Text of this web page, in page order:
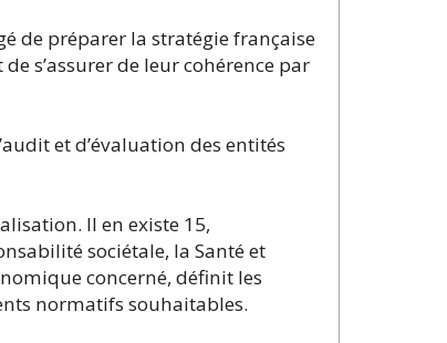
de préparer la stratégie française
s’assurer de leur cohérence par
et d’évaluation des entités
Il en existe 15,
sociétale, la Santé et
concerné, définit les
normatifs souhaitables.